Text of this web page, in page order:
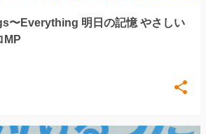
〜Everything 明日の記憶 やさしい
MP